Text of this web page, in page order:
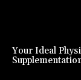
Your Ideal